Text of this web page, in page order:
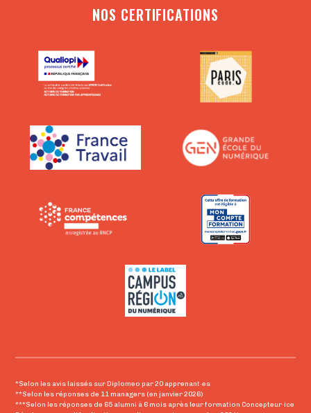
NOS CERTIFICATIONS
*Selon les avis laissés sur Diplomeo par 20 apprenant·es
**Selon les réponses de 11 managers (en janvier 2026)
***Selon les réponses de 65 alumni à 6 mois après leur formation Concepteur·ice